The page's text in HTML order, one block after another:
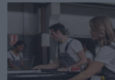
kezelése érdekében.